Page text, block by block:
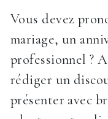
Vous devez
mariage, un
professionnel ?
rédiger un
présenter avec